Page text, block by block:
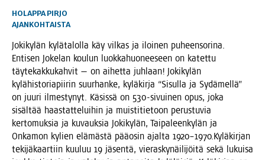
HOLAPPA PIRJO
AJANKOHTAISTA
Joki­ky­län kylä­ta­lol­la käy vil­kas ja iloi­nen puheen­so­ri­na.
Enti­sen Joke­lan kou­lun luok­ka­huo­nee­seen on katet­tu
täy­te­kak­ku­kah­vit — on aihet­ta juh­laan! Joki­ky­län
kylä­his­to­ria­pii­rin suur­han­ke, kylä­kir­ja “Sisul­la ja Sydä­mel­lä”
on juu­ri ilmes­ty­nyt. Käsis­sä on 530-sivui­nen opus, joka
sisäl­tää haas­tat­te­lui­hin ja muis­ti­tie­toon perus­tu­via
ker­to­muk­sia ja kuvauk­sia Joki­ky­län, Tai­pa­leen­ky­län ja
Onka­mon kylien elä­mäs­tä pää­osin ajal­ta 1920–1970.Kyläkirjan
teki­jä­kaar­tiin kuu­luu 19 jäsen­tä, vie­ras­ky­näi­li­jöi­tä sekä lukui­sa